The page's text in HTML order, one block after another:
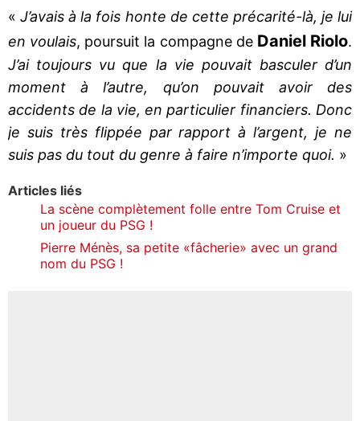
«J’avais à la fois honte de cette précarité-là, je lui
en voulais, poursuit la compagne de Daniel Riolo.
J’ai toujours vu que la vie pouvait basculer d’un
moment à l’autre, qu’on pouvait avoir des
accidents de la vie, en particulier financiers. Donc
je suis très flippée par rapport à l’argent, je ne
suis pas du tout du genre à faire n’importe quoi. »
Articles liés
La scène complètement folle entre Tom Cruise et
un joueur du PSG !
Pierre Ménès, sa petite «fâcherie» avec un grand
nom du PSG !